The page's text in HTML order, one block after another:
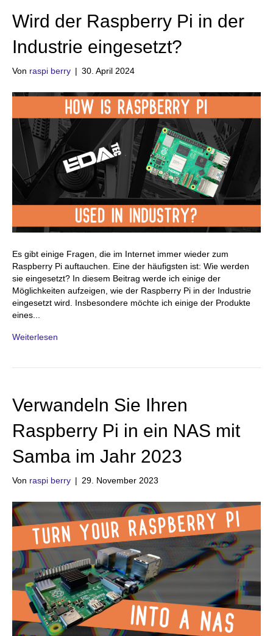
Wird der Raspberry Pi in der
Industrie eingesetzt?
Von raspi berry | 30. April 2024
Es gibt einige Fragen, die im Internet immer wieder zum
Raspberry Pi auftauchen. Eine der häufigsten ist: Wie werden
sie eingesetzt? In diesem Beitrag werde ich einige der
Möglichkeiten aufzeigen, wie der Raspberry Pi in der Industrie
eingesetzt wird. Insbesondere möchte ich einige der Produkte
eines...
Weiterlesen
Verwandeln Sie Ihren
Raspberry Pi in ein NAS mit
Samba im Jahr 2023
Von raspi berry | 29. November 2023